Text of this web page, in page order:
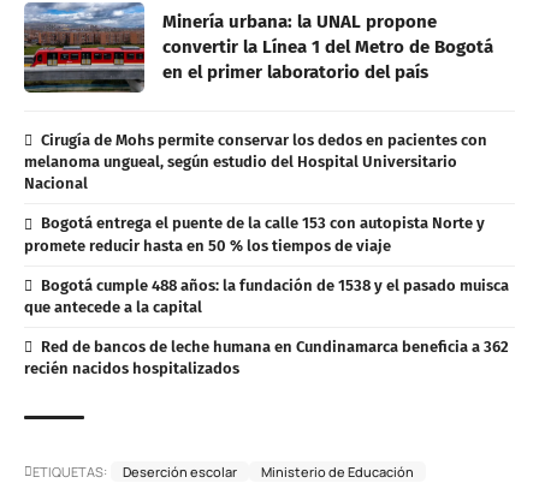
Minería urbana: la UNAL propone
convertir la Línea 1 del Metro de Bogotá
en el primer laboratorio del país
Cirugía de Mohs permite conservar los dedos en pacientes con
melanoma ungueal, según estudio del Hospital Universitario
Nacional
Bogotá entrega el puente de la calle 153 con autopista Norte y
promete reducir hasta en 50 % los tiempos de viaje
Bogotá cumple 488 años: la fundación de 1538 y el pasado muisca
que antecede a la capital
Red de bancos de leche humana en Cundinamarca beneficia a 362
recién nacidos hospitalizados
ETIQUETAS: Deserción escolar Ministerio de Educación